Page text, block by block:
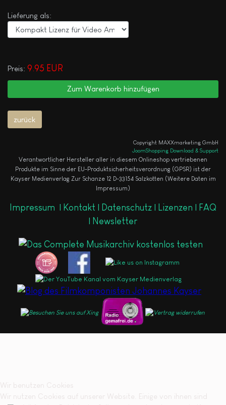
Lieferung als:
Preis: 9.95 EUR
Copyright MAXXmarketing GmbH
JoomShopping Download & Support
Verantwortlicher Hersteller aller in diesem Onlineshop vertriebenen
Produkte im Sinne der EU-Produktsicherheitsverordnung (GPSR) ist der
Kayser Medienverlag Zur Schanze 12 D-33154 Salzkotten (Weitere Daten im
Impressum)
Impressum Kontakt | Datenschutz | Lizenzen |
FAQ
Newsletter
Wir benutzen Cookies
Wir nutzen Cookies auf unserer Website. Einige von ihnen sind